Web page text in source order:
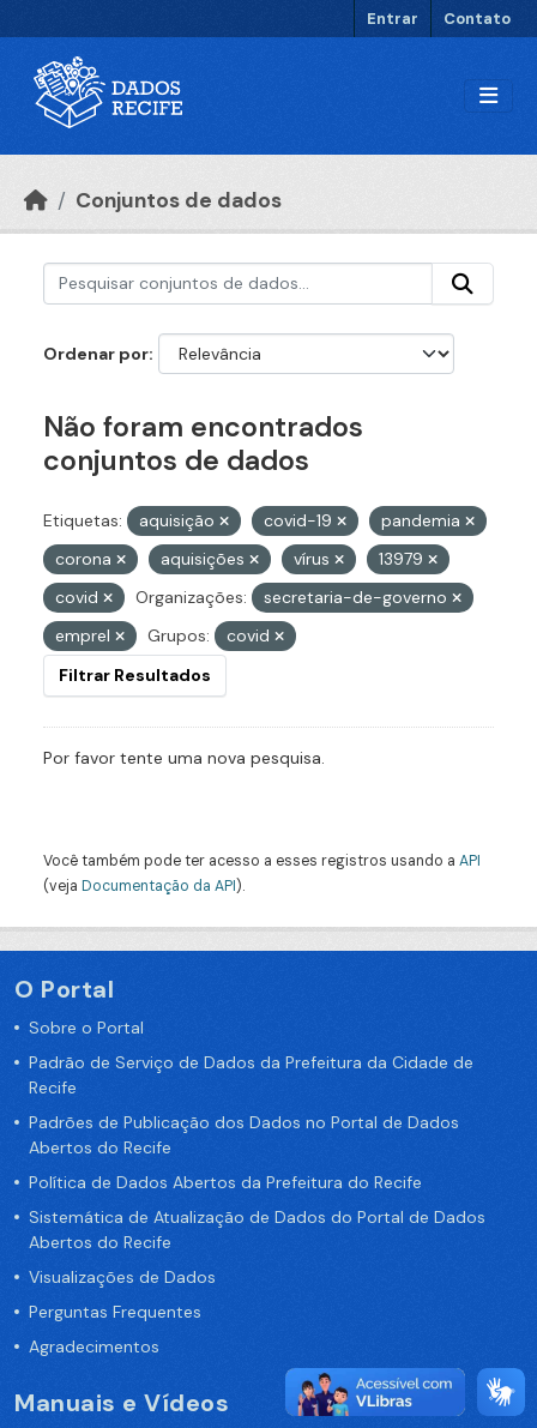
Entrar Contato
Conjuntos de dados
Ordenar por
Não foram encontrados
conjuntos de dados
Etiquetas: aquisição covid-19
pandemia
corona
aquisições vírus
13979
covid
Organizações:
secretaria-de-governo
emprel
Grupos:
covid
Filtrar Resultados
Por favor tente uma nova pesquisa.
Você também pode ter acesso a esses registros usando a API
(veja Documentação da API).
O Portal
Sobre o Portal
Padrão de Serviço de Dados da Prefeitura da Cidade de
Recife
Padrões de Publicação dos Dados no Portal de Dados
Abertos do Recife
Política de Dados Abertos da Prefeitura do Recife
Sistemática de Atualização de Dados do Portal de Dados
Abertos do Recife
Visualizações de Dados
Perguntas Frequentes
Agradecimentos
Manuais e Vídeos